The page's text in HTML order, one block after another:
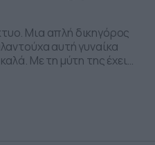
Μια απλή δικηγόρος
αυτή γυναίκα
Με τη μύτη της έχει